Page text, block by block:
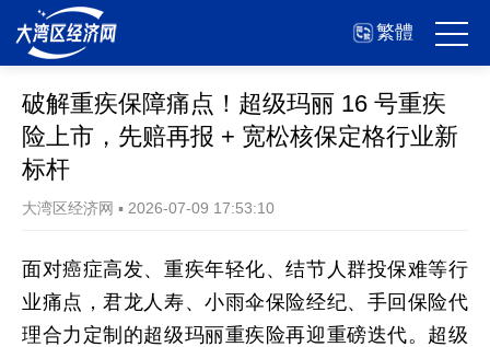
繁體
破解重疾保障痛点！超级玛丽 16 号重疾
险上市，先赔再报 + 宽松核保定格行业新
标杆
大湾区经济网 ▪ 2026-07-09 17:53:10
面对癌症高发、重疾年轻化、结节人群投保难等行
业痛点，君龙人寿、小雨伞保险经纪、手回保险代
理合力定制的超级玛丽重疾险再迎重磅迭代。超级